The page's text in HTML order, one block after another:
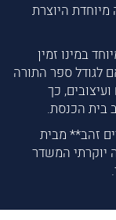
היוצרת
במינו זמין
לגודל ספר התורה
כך
בית הכנסת.
זהב** מבית
יוקרתי המשדר